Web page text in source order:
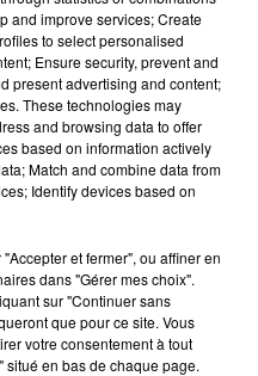
de Dijon
va ouvrir
Universitaire
premier service
charge des
Le service
prochain
dizaine de
and improve services; Create
to select personalised
Ensure security, prevent and
present advertising and content;
These technologies may
and browsing data to offer
based on information actively
Match and combine data from
Identify devices based on
et fermer", ou affiner en
dans "Gérer mes choix".
sur "Continuer sans
que pour ce site. Vous
votre consentement à tout
en bas de chaque page.